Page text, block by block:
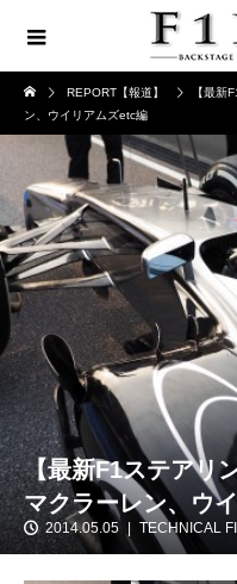
REPORT【報道】
【最新
ン、ウイリアムズetc編
【最新F1ステアリ
マクラーレン、ウ
2014.05.05 TECHNICAL